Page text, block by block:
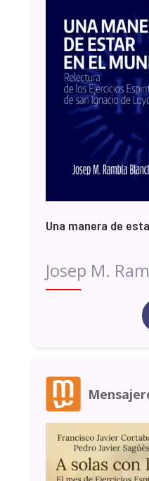
Una manera de
Josep M.